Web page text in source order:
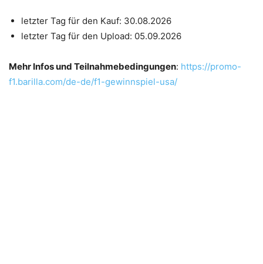
letzter Tag für den Kauf: 30.08.2026
letzter Tag für den Upload: 05.09.2026
Mehr Infos und Teilnahmebedingungen: https://promo-
f1.barilla.com/de-de/f1-gewinnspiel-usa/